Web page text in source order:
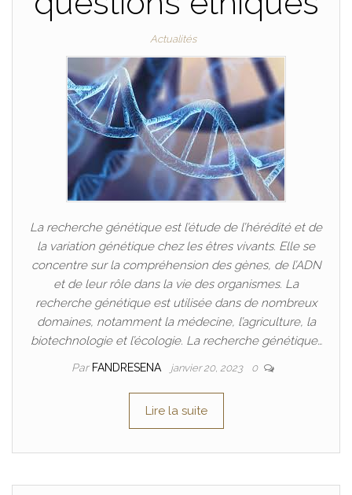
Actualités
La recherche génétique est l’étude de l’hérédité et de
la variation génétique chez les êtres vivants. Elle se
concentre sur la compréhension des gènes, de l’ADN
et de leur rôle dans la vie des organismes. La
recherche génétique est utilisée dans de nombreux
domaines, notamment la médecine, l’agriculture, la
biotechnologie et l’écologie. La recherche génétique…
Par FANDRESENA janvier 20, 2023 0
Lire la suite